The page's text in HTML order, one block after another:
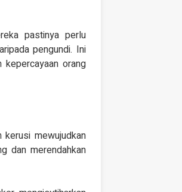
pastinya perlu
pengundi. Ini
kepercayaan orang
kerusi mewujudkan
dan merendahkan